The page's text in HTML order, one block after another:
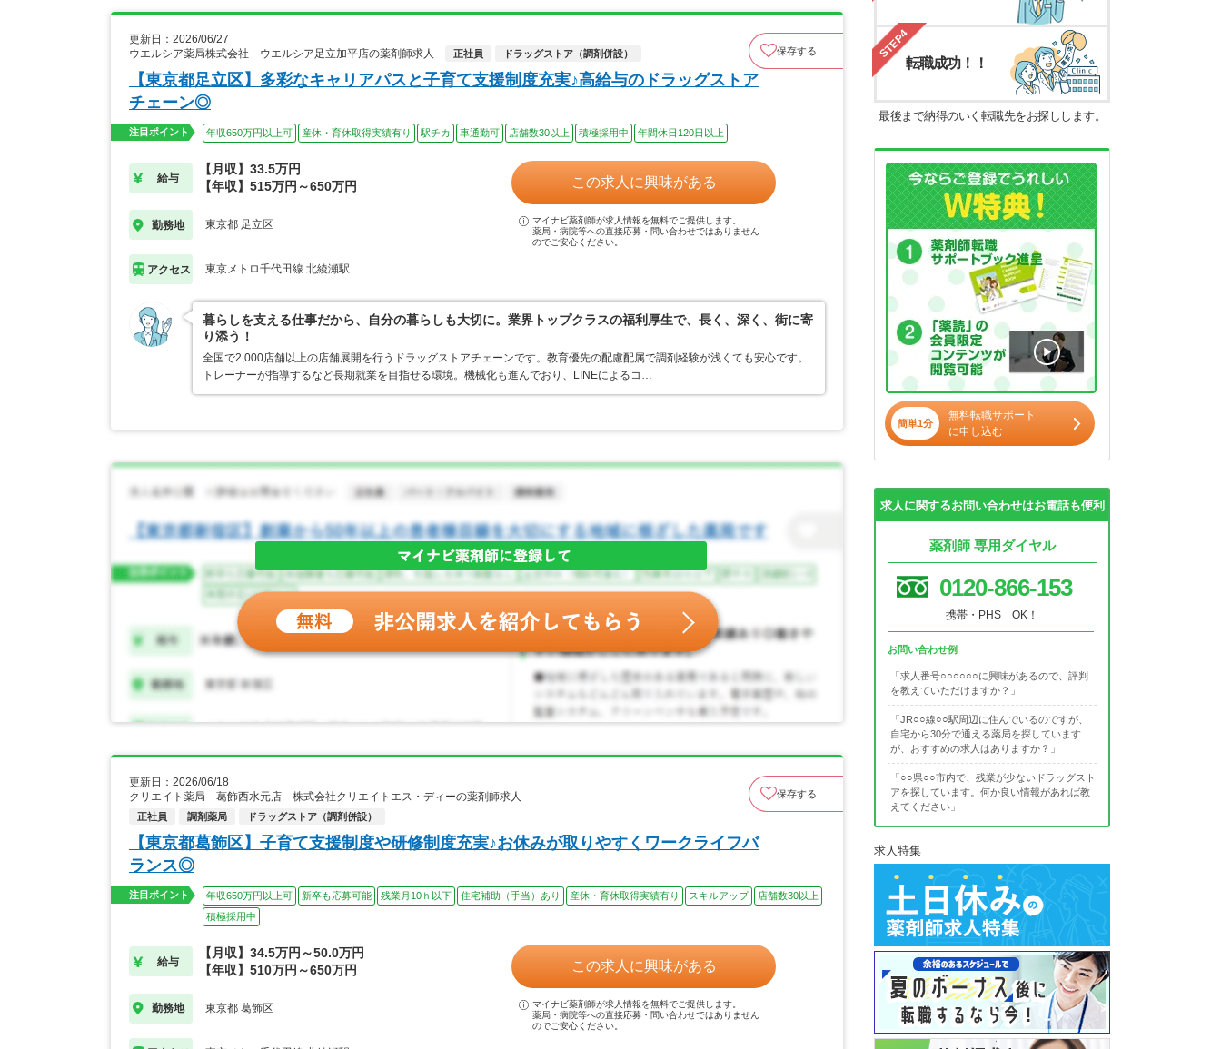
更新日：2026/06/27
ウエルシア薬局株式会社 ウエルシア足立加平店の薬剤師求人
正社員 ドラッグストア（調剤併設） 保存する
【東京都足立区】多彩なキャリアパスと子育て支援制度充実♪高給与のドラッグストア
チェーン◎
注目ポイント 年収650万円以上可 産休・育休取得実績有り 駅チカ 車通勤可 店舗数30以上 積極採用中 年間休日120日以上
給与
【月収】33.5万円
【年収】515万円～650万円
勤務地 東京都 足立区
アクセス 東京メトロ千代田線 北綾瀬駅
この求人に興味がある
マイナビ薬剤師が求人情報を無料でご提供します。
薬局・病院等への直接応募・問い合わせではありません
のでご安心ください。
暮らしを支える仕事だから、自分の暮らしも大切に。業界トップクラスの福利厚生で、長く、深く、街に寄
り添う！
全国で2,000店舗以上の店舗展開を行うドラッグストアチェーンです。教育優先の配慮配属で調剤経験が浅くても安心です。
トレーナーが指導するなど長期就業を目指せる環境。機械化も進んでおり、LINEによるコ…
更新日：2026/06/18
クリエイト薬局 葛飾西水元店 株式会社クリエイトエス・ディーの薬剤師求人
正社員 調剤薬局 ドラッグストア（調剤併設）
保存する
【東京都葛飾区】子育て支援制度や研修制度充実♪お休みが取りやすくワークライフバ
ランス◎
注目ポイント 年収650万円以上可 新卒も応募可能 残業月10ｈ以下 住宅補助（手当）あり 産休・育休取得実績有り スキルアップ
店舗数30以上
積極採用中
給与
【月収】34.5万円～50.0万円
【年収】510万円～650万円
勤務地 東京都 葛飾区
この求人に興味がある
マイナビ薬剤師が求人情報を無料でご提供します。
薬局・病院等への直接応募・問い合わせではありません
のでご安心ください。
STEP4
転職成功！！
最後まで納得のいく転職先をお探しします。
簡単1分
無料転職サポート
に申し込む
求人に関するお問い合わせはお電話も便利
薬剤師 専用ダイヤル
0120-866-153
携帯・PHS OK！
お問い合わせ例
「求人番号○○○○○○に興味があるので、評判
を教えていただけますか？」
「JR○○線○○駅周辺に住んでいるのですが、
自宅から30分で通える薬局を探しています
が、おすすめの求人はありますか？」
「○○県○○市内で、残業が少ないドラッグスト
アを探しています。何か良い情報があれば教
えてください」
求人特集